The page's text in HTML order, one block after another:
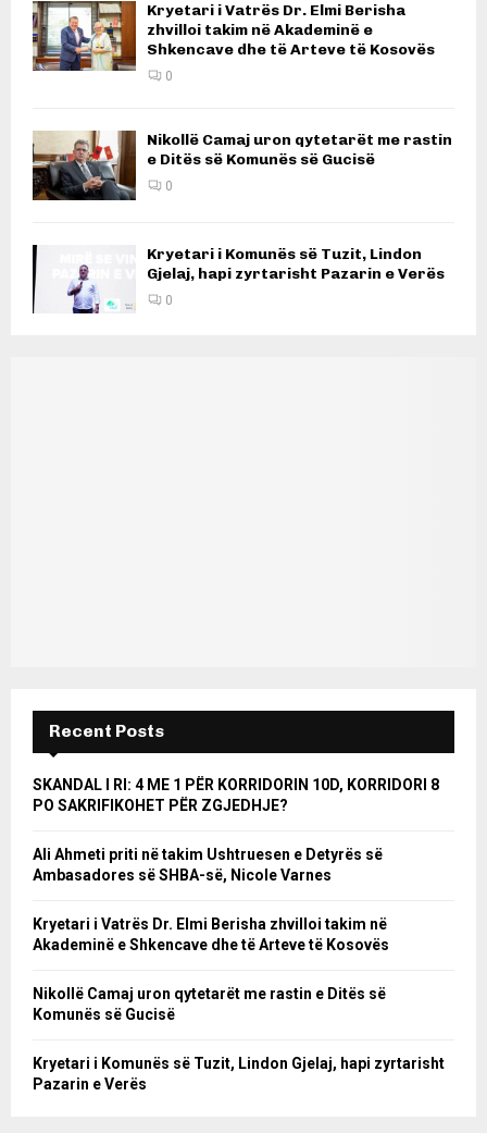
Kryetari i Vatrës Dr. Elmi Berisha
zhvilloi takim në Akademinë e
Shkencave dhe të Arteve të Kosovës
0
Nikollë Camaj uron qytetarët me rastin
e Ditës së Komunës së Gucisë
0
Kryetari i Komunës së Tuzit, Lindon
Gjelaj, hapi zyrtarisht Pazarin e Verës
0
Recent Posts
SKANDAL I RI: 4 ME 1 PËR KORRIDORIN 10D, KORRIDORI 8
PO SAKRIFIKOHET PËR ZGJEDHJE?
Ali Ahmeti priti në takim Ushtruesen e Detyrës së
Ambasadores së SHBA-së, Nicole Varnes
Kryetari i Vatrës Dr. Elmi Berisha zhvilloi takim në
Akademinë e Shkencave dhe të Arteve të Kosovës
Nikollë Camaj uron qytetarët me rastin e Ditës së
Komunës së Gucisë
Kryetari i Komunës së Tuzit, Lindon Gjelaj, hapi zyrtarisht
Pazarin e Verës